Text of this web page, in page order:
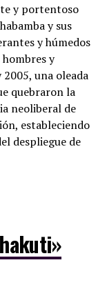
y portentoso
y sus
y húmedos
y
una oleada
quebraron la
neoliberal de
estableciendo
despliegue de